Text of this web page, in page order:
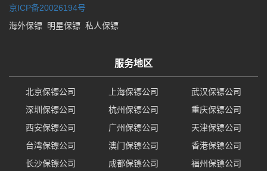
京ICP备20026194号
海外保镖
明星保镖 私人保镖
服务地区
北京保镖公司 上海保镖公司
武汉保镖公司
深圳保镖公司
杭州保镖公司
重庆保镖公司
西安保镖公司
广州保镖公司
天津保镖公司
台湾保镖公司
澳门保镖公司
香港保镖公司
长沙保镖公司
成都保镖公司 福州保镖公司